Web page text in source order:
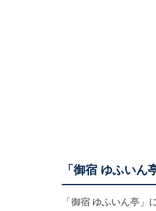
「御宿 ゆふいん
「御宿 ゆふいん亭」